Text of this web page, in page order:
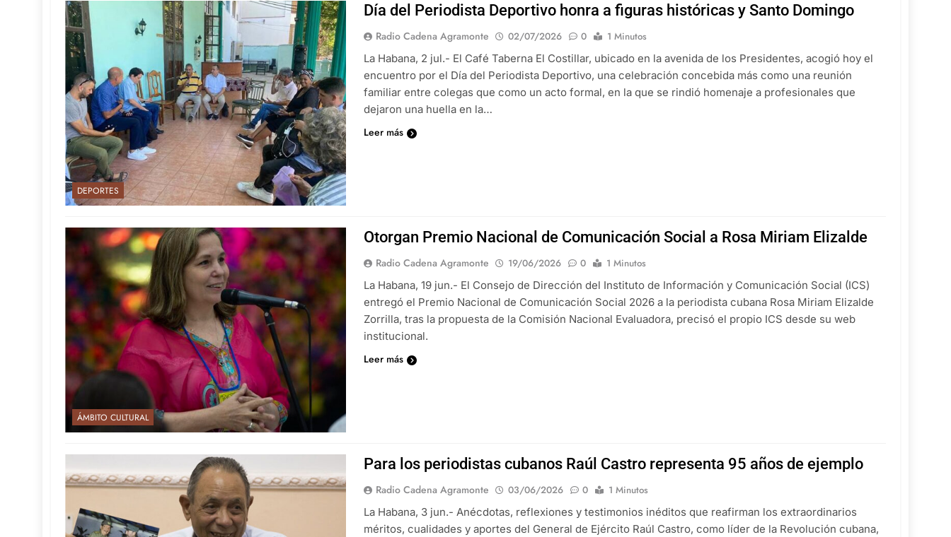
DEPORTES
Día del Periodista Deportivo honra a figuras históricas y Santo Domingo
Radio Cadena Agramonte 02/07/2026 0
1 Minutos
La Habana, 2 jul.- El Café Taberna El Costillar, ubicado en la avenida de los Presidentes, acogió hoy el
encuentro por el Día del Periodista Deportivo, una celebración concebida más como una reunión
familiar entre colegas que como un acto formal, en la que se rindió homenaje a profesionales que
dejaron una huella en la…
Leer más
ÁMBITO CULTURAL
Otorgan Premio Nacional de Comunicación Social a Rosa Miriam Elizalde
Radio Cadena Agramonte 19/06/2026 0
1 Minutos
La Habana, 19 jun.- El Consejo de Dirección del Instituto de Información y Comunicación Social (ICS)
entregó el Premio Nacional de Comunicación Social 2026 a la periodista cubana Rosa Miriam Elizalde
Zorrilla, tras la propuesta de la Comisión Nacional Evaluadora, precisó el propio ICS desde su web
institucional.
Leer más
Para los periodistas cubanos Raúl Castro representa 95 años de ejemplo
Radio Cadena Agramonte 03/06/2026 0
1 Minutos
La Habana, 3 jun.- Anécdotas, reflexiones y testimonios inéditos que reafirman los extraordinarios
méritos, cualidades y aportes del General de Ejército Raúl Castro, como líder de la Revolución cubana,